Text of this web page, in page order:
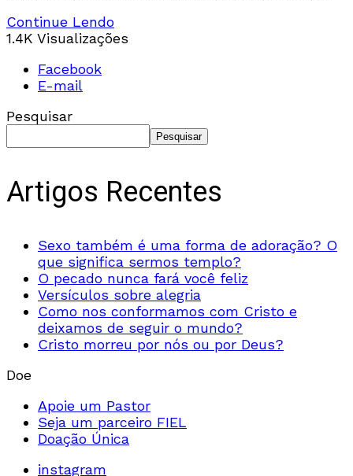
doce? Como ela
Continue Lendo
1.4K Visualizações
Facebook
E-mail
Pesquisar
Pesquisar
Artigos Recentes
Sexo também é uma forma de adoração? O
que significa sermos templo?
O pecado nunca fará você feliz
Versículos sobre alegria
Como nos conformamos com Cristo e
deixamos de seguir o mundo?
Cristo morreu por nós ou por Deus?
Doe
Apoie um Pastor
Seja um parceiro FIEL
Doação Única
instagram